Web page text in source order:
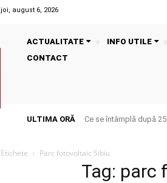
joi, august 6, 2026
ACTUALITATE INFO UTILE
CONTACT
ULTIMA ORĂ Ce se întâmplă după
Etichete Parc fotovoltaic Sibiu
Tag: parc